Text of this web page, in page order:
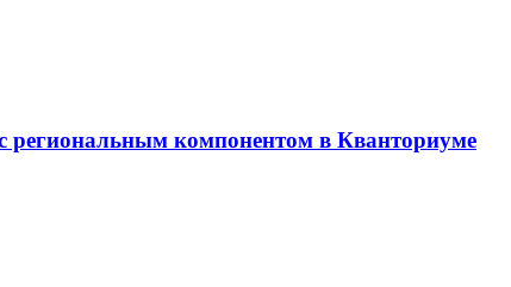
региональным компонентом в Кванториуме